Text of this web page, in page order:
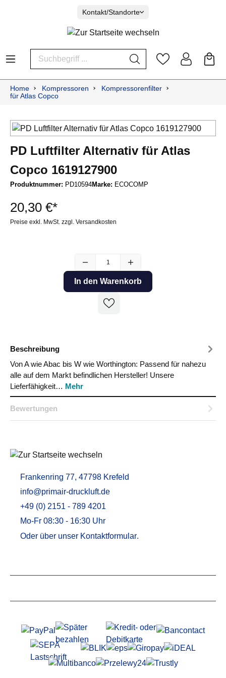
Kontakt/Standorte
Home Kompressoren
Kompressorenfilter
für Atlas Copco
PD Luftfilter Alternativ für Atlas
Copco 1619127900
Produktnummer: PD10594Marke: ECOCOMP
20,30 €*
Preise exkl. MwSt. zzgl. Versandkosten
In den Warenkorb
Beschreibung
Von A wie Abac bis W wie Worthington: Passend für nahezu
alle auf dem Markt befindlichen Hersteller! Unsere
Lieferfähigkeit… Mehr
Bewertungen
Frankenring 77, 47798 Krefeld
info@primair-druckluft.de
+49 (0) 2151 - 789 4201
Mo-Fr 08:30 - 16:30 Uhr
Oder über unser Kontaktformular.